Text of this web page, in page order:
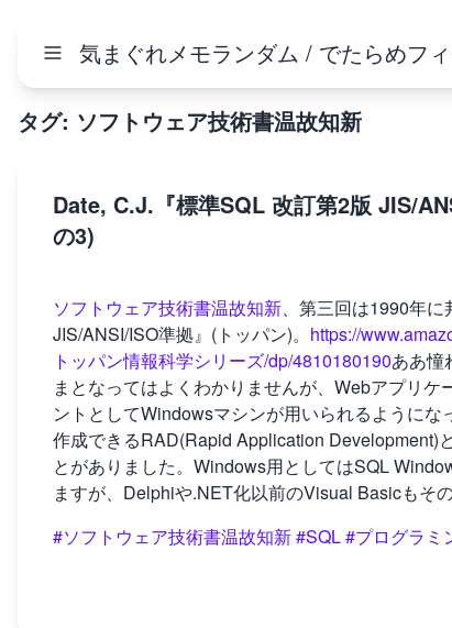
気まぐれメモランダム / でたらめフ
タグ: ソフトウェア技術書温故知新
Date, C.J.『標準SQL 改訂第2版 JIS/
の3)
ソフトウェア技術書温故知新、第三回は1990年
JIS/ANSI/ISO準拠』(トッパン)。 https://
トッパン情報科学シリーズ/dp/4810180190ああ憧
まとなってはよくわかりませんが、Webアプリ
ントとしてWindowsマシンが用いられるように
作成できるRAD(Rapid Application Development)
とがありました。Windows用としてはSQL
ますが、Delphiや.NET化以前のVisual Basicもそ
#ソフトウェア技術書温故知新#SQL#プログラミ